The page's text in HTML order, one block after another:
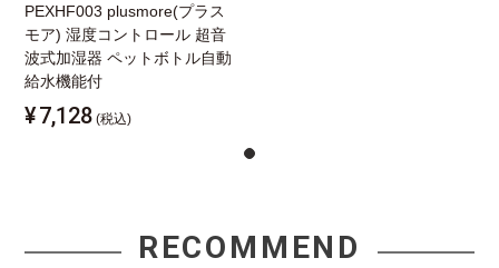
PEXHF003 plusmore(プラス
モア) 湿度コントロール 超音
波式加湿器 ペットボトル自動
給水機能付
¥7,128 (税込)
RECOMMEND